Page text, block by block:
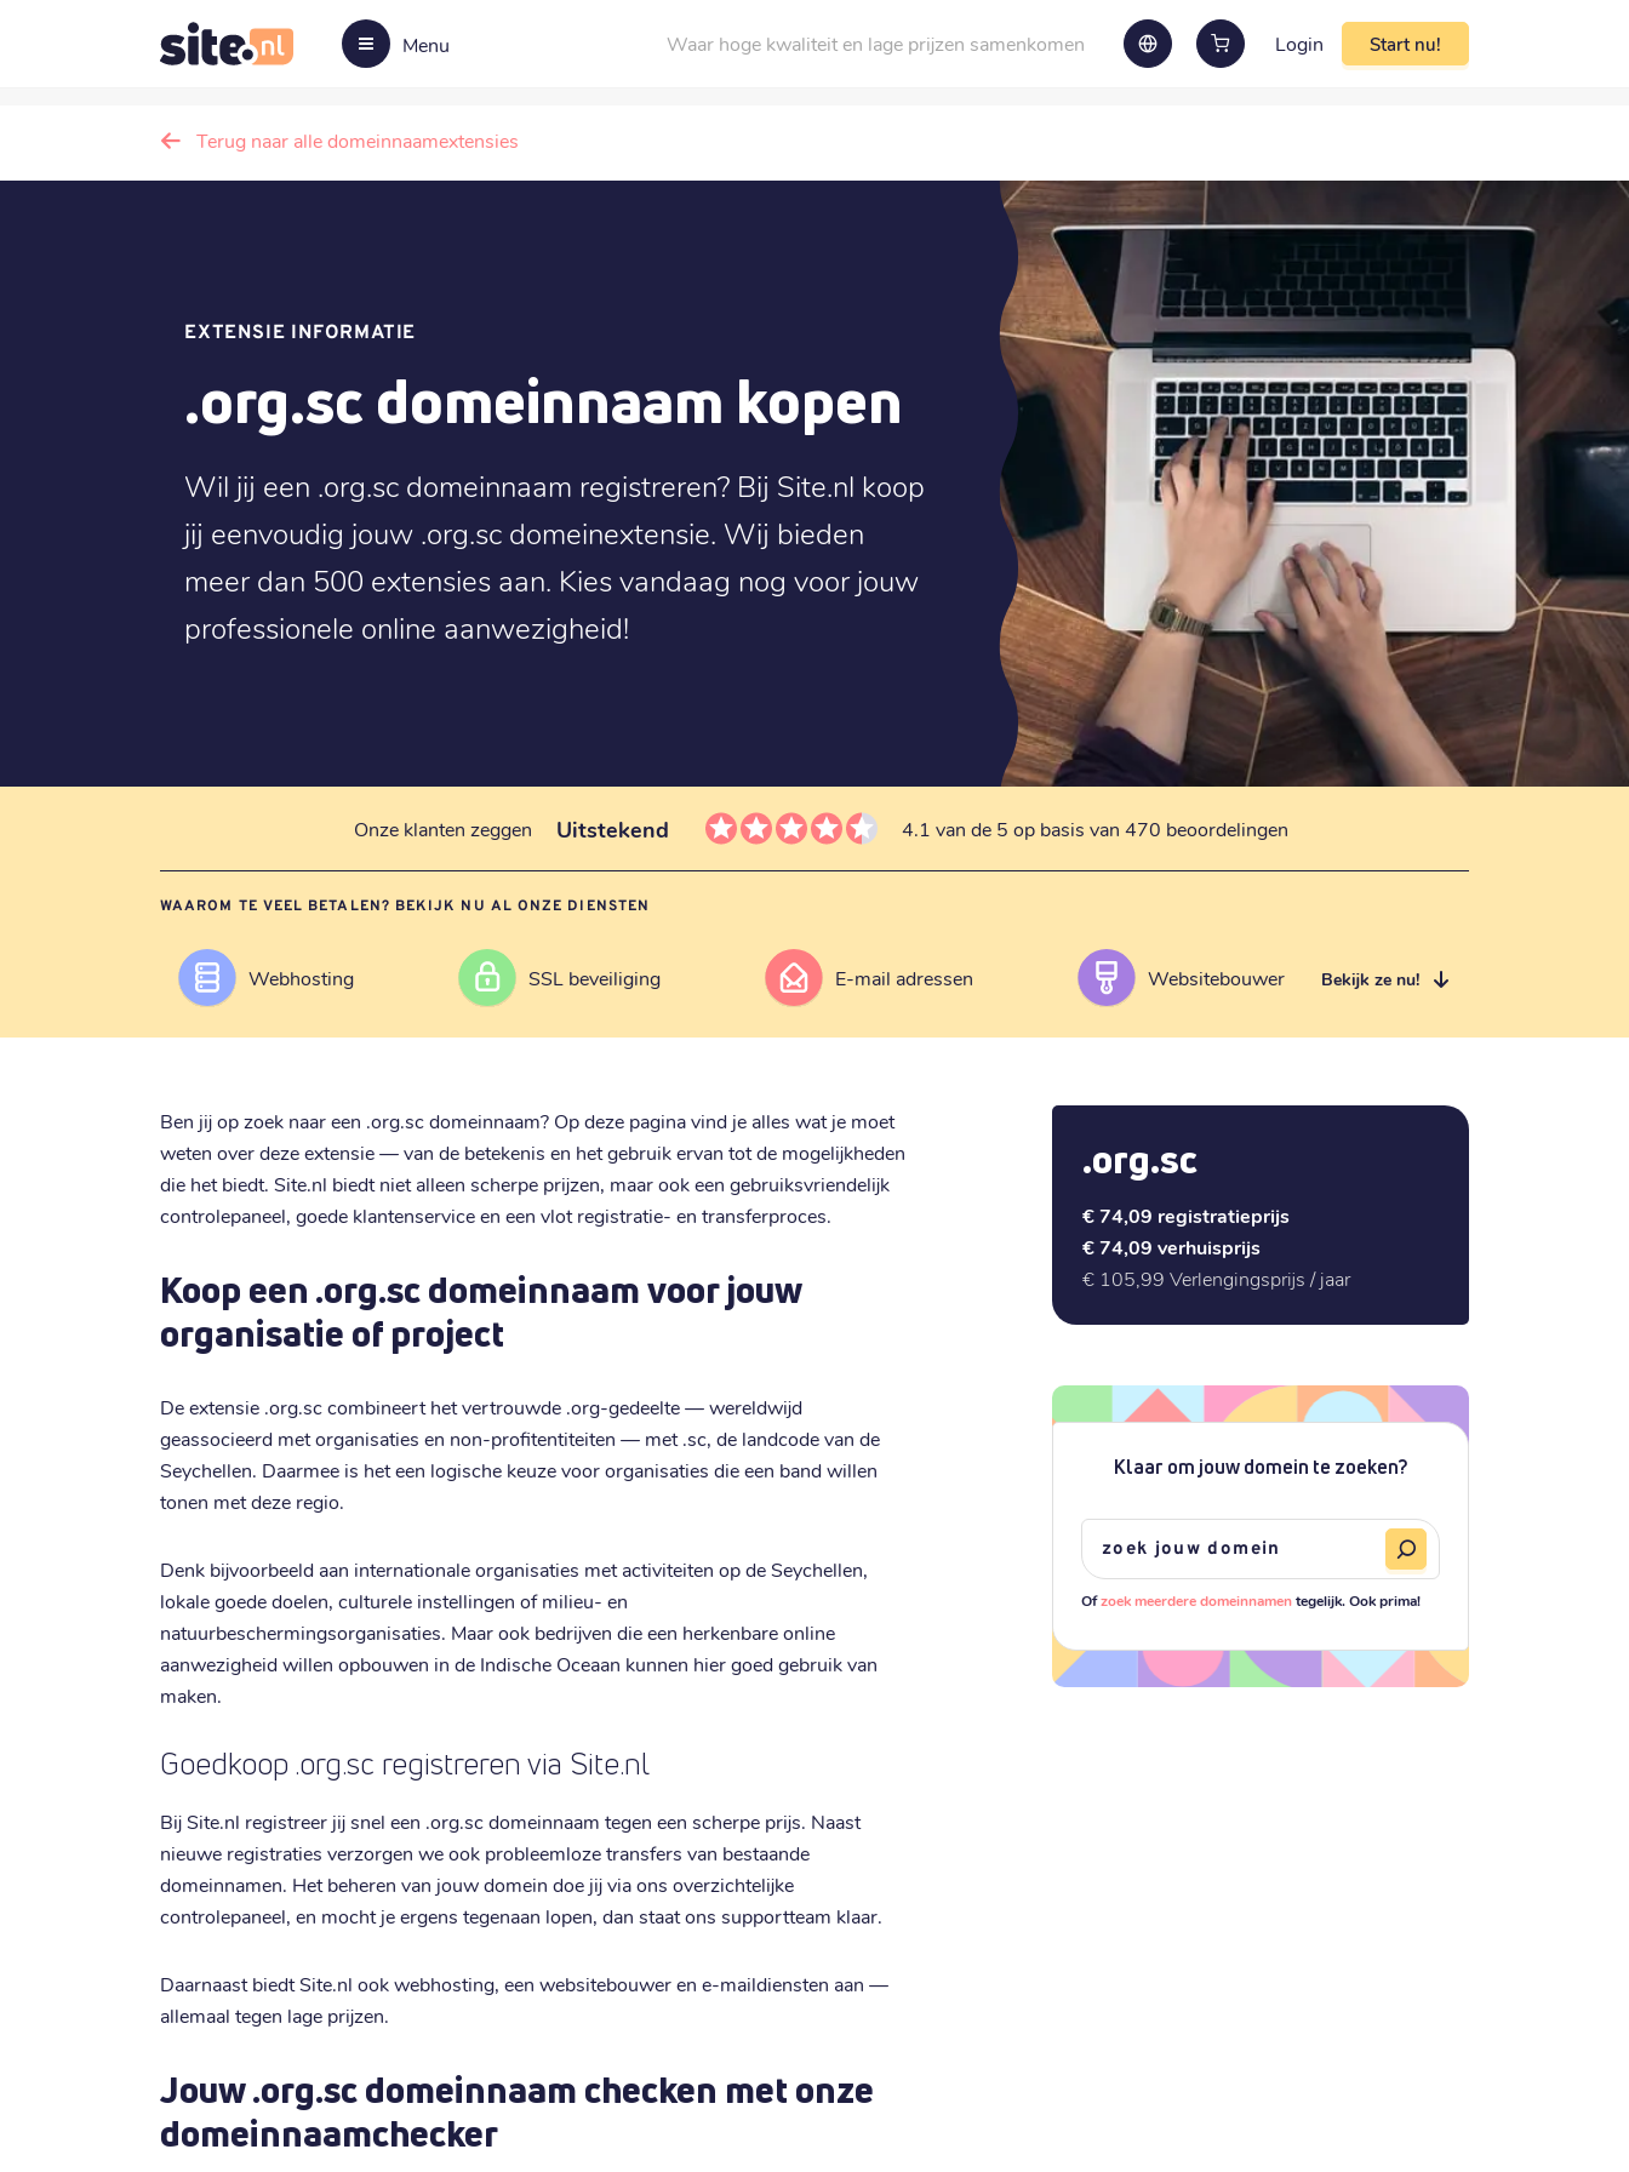
Menu Waar hoge kwaliteit en lage prijzen samenkomen Login Start nu!
Terug naar alle domeinnaamextensies
EXTENSIE INFORMATIE
.org.sc domeinnaam kopen
Wil jij een .org.sc domeinnaam registreren? Bij Site.nl koop
jij eenvoudig jouw .org.sc domeinextensie. Wij bieden
meer dan 500 extensies aan. Kies vandaag nog voor jouw
professionele online aanwezigheid!
Onze klanten zeggen Uitstekend 4.1 van de 5 op basis van 470 beoordelingen
WAAROM TE VEEL BETALEN? BEKIJK NU AL ONZE DIENSTEN
Webhosting SSL beveiliging E-mail adressen Websitebouwer Bekijk ze nu!
Ben jij op zoek naar een .org.sc domeinnaam? Op deze pagina vind je alles wat je moet
weten over deze extensie — van de betekenis en het gebruik ervan tot de mogelijkheden
die het biedt. Site.nl biedt niet alleen scherpe prijzen, maar ook een gebruiksvriendelijk
controlepaneel, goede klantenservice en een vlot registratie- en transferproces.
Koop een .org.sc domeinnaam voor jouw
organisatie of project
De extensie .org.sc combineert het vertrouwde .org-gedeelte — wereldwijd
geassocieerd met organisaties en non-profitentiteiten — met .sc, de landcode van de
Seychellen. Daarmee is het een logische keuze voor organisaties die een band willen
tonen met deze regio.
Denk bijvoorbeeld aan internationale organisaties met activiteiten op de Seychellen,
lokale goede doelen, culturele instellingen of milieu- en
natuurbeschermingsorganisaties. Maar ook bedrijven die een herkenbare online
aanwezigheid willen opbouwen in de Indische Oceaan kunnen hier goed gebruik van
maken.
Goedkoop .org.sc registreren via Site.nl
Bij Site.nl registreer jij snel een .org.sc domeinnaam tegen een scherpe prijs. Naast
nieuwe registraties verzorgen we ook probleemloze transfers van bestaande
domeinnamen. Het beheren van jouw domein doe jij via ons overzichtelijke
controlepaneel, en mocht je ergens tegenaan lopen, dan staat ons supportteam klaar.
Daarnaast biedt Site.nl ook webhosting, een websitebouwer en e-maildiensten aan —
allemaal tegen lage prijzen.
Jouw .org.sc domeinnaam checken met onze
domeinnaamchecker
.org.sc
€ 74,09 registratieprijs
€ 74,09 verhuisprijs
€ 105,99 Verlengingsprijs / jaar
Klaar om jouw domein te zoeken?
Ofzoek meerdere domeinnamentegelijk. Ook prima!